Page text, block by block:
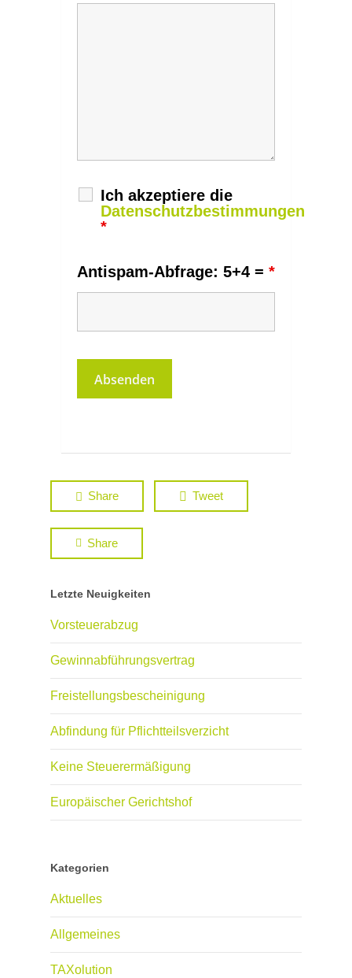
Ich akzeptiere die
Datenschutzbestimmungen
*
Antispam-Abfrage: 5+4 = *
Share Tweet
Share
Letzte Neuigkeiten
Vorsteuerabzug
Gewinnabführungsvertrag
Freistellungsbescheinigung
Abfindung für Pflichtteilsverzicht
Keine Steuerermäßigung
Europäischer Gerichtshof
Kategorien
Aktuelles
Allgemeines
TAXolution